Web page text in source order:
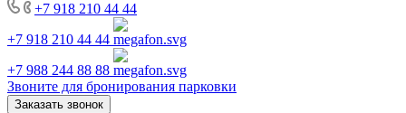
+7 918 210 44 44
+7 918 210 44 44
+7 988 244 88 88
Звоните для бронирования парковки
Заказать звонок